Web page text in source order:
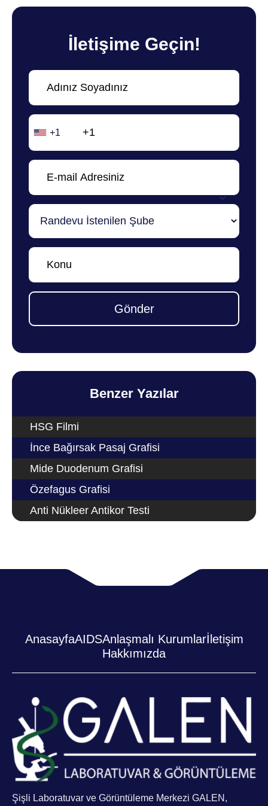
İletişime Geçin!
+1
Gönder
Benzer Yazılar
HSG Filmi
İnce Bağırsak Pasaj Grafisi
Mide Duodenum Grafisi
Özefagus Grafisi
Anti Nükleer Antikor Testi
AnasayfaAIDSAnlaşmalı Kurumlarİletişim
Hakkımızda
Şişli Laboratuvar ve Görüntüleme Merkezi GALEN,